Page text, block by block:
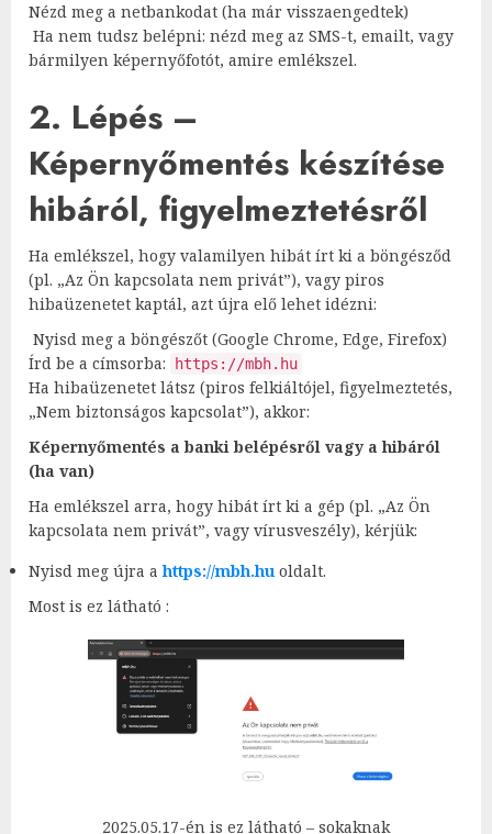
Nézd meg a netbankodat (ha már visszaengedtek)
Ha nem tudsz belépni: nézd meg az SMS-t, emailt, vagy
bármilyen képernyőfotót, amire emlékszel.
2. Lépés –
Képernyőmentés készítése
hibáról, figyelmeztetésről
Ha emlékszel, hogy valamilyen hibát írt ki a böngésződ
(pl. „Az Ön kapcsolata nem privát”), vagy piros
hibaüzenetet kaptál, azt újra elő lehet idézni:
Nyisd meg a böngészőt (Google Chrome, Edge, Firefox)
Írd be a címsorba:
https://mbh.hu
Ha hibaüzenetet látsz (piros felkiáltójel, figyelmeztetés,
„Nem biztonságos kapcsolat”), akkor:
Képernyőmentés a banki belépésről vagy a hibáról
(ha van)
Ha emlékszel arra, hogy hibát írt ki a gép (pl. „Az Ön
kapcsolata nem privát”, vagy vírusveszély), kérjük:
Nyisd meg újra ahttps://mbh.hu oldalt.
Most is ez látható :
2025.05.17-én is ez látható – sokaknak